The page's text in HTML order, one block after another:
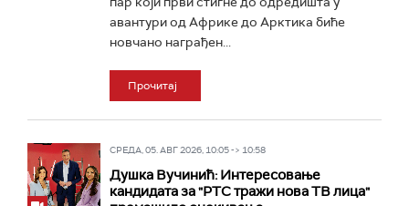
авантури од Африке до Арктика биће
новчано награђен...
Прочитај
СРЕДА, 05. АВГ 2026, 10:05 -> 10:58
Душка Вучинић: Интересовање
кандидата за "РТС тражи нова ТВ лица"